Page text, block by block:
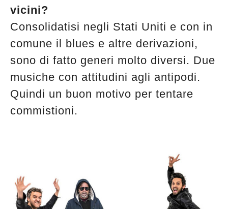
Musica Jazz di luglio 2026 è in
vicini?
Consolidatisi negli Stati Uniti e con in
comune il blues e altre derivazioni,
sono di fatto generi molto diversi. Due
musiche con attitudini agli antipodi.
Quindi un buon motivo per tentare
commistioni.